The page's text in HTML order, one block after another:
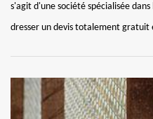
s'agit d'une société spécialisée
dresser un devis totalement gratuit